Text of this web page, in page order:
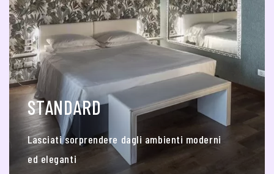
STANDARD
Lasciati sorprendere dagli ambienti moderni
ed eleganti